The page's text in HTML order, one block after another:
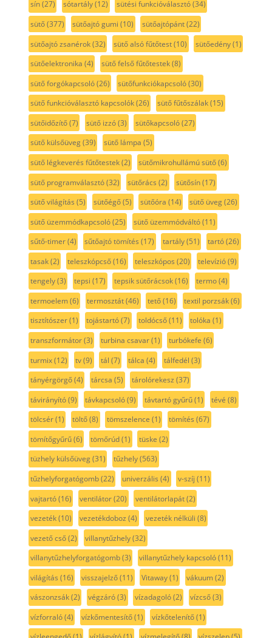
sín(27) sótartály(12) sütési funkcióválasztó(34)
sütő(377) sütőajtó gumi (10) sütőajtópánt(22)
sütőajtó zsanérok(32) sütő alsó fűtőtest(10) sütőedény(1)
sütőelektronika (4) sütő felső fűtőtestek(8)
sütő forgókapcsoló(26) sütőfunkciókapcsoló(30)
sütő funkcióválasztó kapcsolók(26) sütő fűtőszálak(15)
sütőidőzítő(7) sütő izzó(3) sütőkapcsoló(27)
sütő külsőüveg(39) sütő lámpa (5)
sütő légkeverés fűtőtestek(2) sütőmikrohullámú sütő(6)
sütő programválasztó(32) sütőrács (2) sütősín(17)
sütő világítás (5) sütőégő(5) sütőóra (14) sütő üveg(26)
sütő üzemmódkapcsoló(25) sütő üzemmódváltó(11)
sűtő-timer(4) sűtőajtó tömítés (17) tartály(51) tartó(26)
tasak(2) teleszkópcső(16) teleszkópos (20) televízió(9)
tengely(3) tepsi (17) tepsik sütőrácsok(16) termo(4)
termoelem(6) termosztát(46) tető(16) textil porzsák(6)
tisztítószer(1) tojástartó(7) toldócső(11) tolóka (1)
transzformátor(3) turbina csavar(1) turbókefe (6)
turmix(12) tv(9) tál (7) tálca (4) tálfedél (3)
tányérgörgő(4) tárcsa (5) tárolórekesz (37)
távirányító(9) távkapcsoló(9) távtartó gyűrű(1) tévé (8)
tölcsér(1) töltő(8) tömszelence (1) tömítés (67)
tömítőgyűrű(6) tömőrúd(1) tüske (2)
tüzhely külsőüveg(31) tűzhely(563)
tűzhelyforgatógomb(22) univerzális (4) v-szíj (11)
vajtartó(16) ventilátor(20) ventilátorlapát(2)
vezeték(10) vezetékdoboz (4) vezeték nélküli (8)
vezető cső(2) villanytűzhely(32)
villanytűzhelyforgatógomb(3) villanytűzhely kapcsoló(11)
világítás (16) visszajelző(11) Vitaway(1) vákuum(2)
vászonzsák(2) végzáró(3) vízadagoló(2) vízcső(3)
vízforraló(4) vízkőmentesítő(1) vízkőtelenítő(1)